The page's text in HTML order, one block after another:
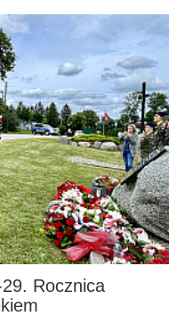
Rocznica